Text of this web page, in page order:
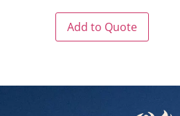
Add to Quote